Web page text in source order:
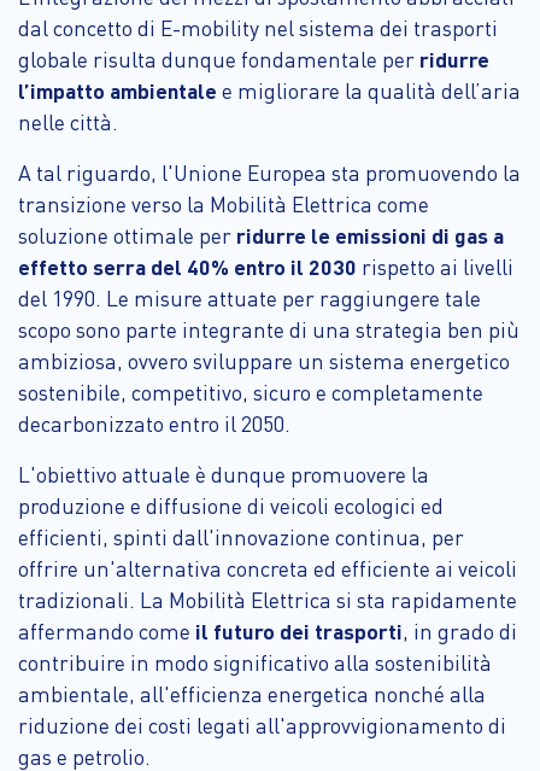
dal concetto di E-mobility nel sistema dei trasporti
globale risulta dunque fondamentale per ridurre
l’impatto ambientale e migliorare la qualità dell’aria
nelle città.
A tal riguardo, l'Unione Europea sta promuovendo la
transizione verso la Mobilità Elettrica come
soluzione ottimale per ridurre le emissioni di gas a
effetto serra del 40% entro il 2030 rispetto ai livelli
del 1990. Le misure attuate per raggiungere tale
scopo sono parte integrante di una strategia ben più
ambiziosa, ovvero sviluppare un sistema energetico
sostenibile, competitivo, sicuro e completamente
decarbonizzato entro il 2050.
L'obiettivo attuale è dunque promuovere la
produzione e diffusione di veicoli ecologici ed
efficienti, spinti dall'innovazione continua, per
offrire un'alternativa concreta ed efficiente ai veicoli
tradizionali. La Mobilità Elettrica si sta rapidamente
affermando come il futuro dei trasporti, in grado di
contribuire in modo significativo alla sostenibilità
ambientale, all'efficienza energetica nonché alla
riduzione dei costi legati all'approvvigionamento di
gas e petrolio.